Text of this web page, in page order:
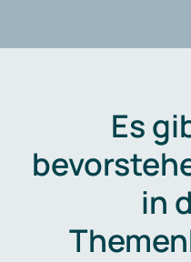
Es
in